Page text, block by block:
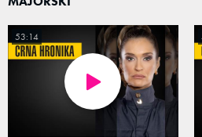
53:14